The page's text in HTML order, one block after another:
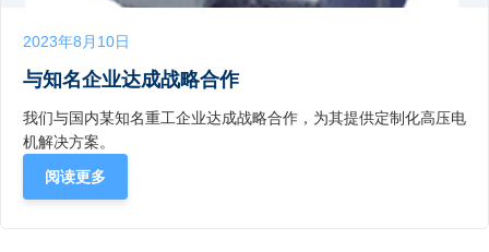
2023年8月10日
与知名企业达成战略合作
我们与国内某知名重工企业达成战略合作，为其提供定制化高压电
机解决方案。
阅读更多